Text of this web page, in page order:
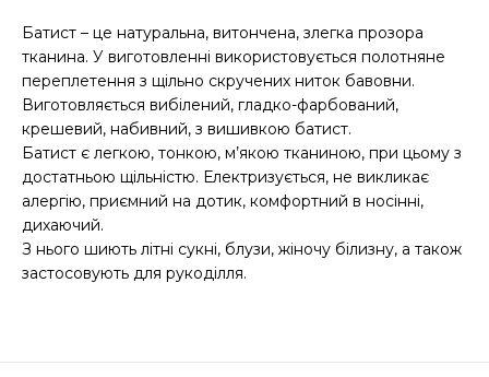
Батист – це натуральна, витончена, злегка прозора
тканина. У виготовленні використовується полотняне
переплетення з щільно скручених ниток бавовни.
Виготовляється вибілений, гладко-фарбований,
крешевий, набивний, з вишивкою батист.
Батист є легкою, тонкою, м’якою тканиною, при цьому з
достатньою щільністю. Електризується, не викликає
алергію, приємний на дотик, комфортний в носінні,
дихаючий.
З нього шиють літні сукні, блузи, жіночу білизну, а також
застосовують для рукоділля.